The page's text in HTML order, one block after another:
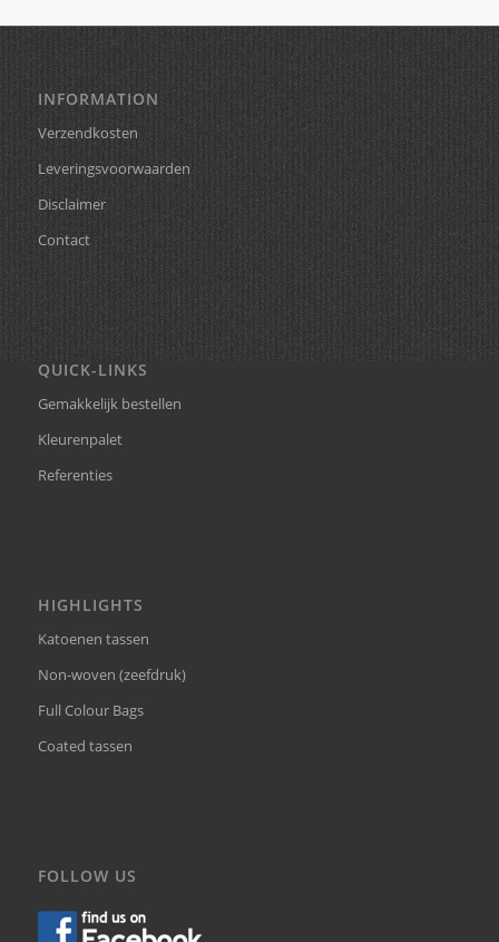
INFORMATION
Verzendkosten
Leveringsvoorwaarden
Disclaimer
Contact
QUICK-LINKS
Gemakkelijk bestellen
Kleurenpalet
Referenties
HIGHLIGHTS
Katoenen tassen
Non-woven (zeefdruk)
Full Colour Bags
Coated tassen
FOLLOW US